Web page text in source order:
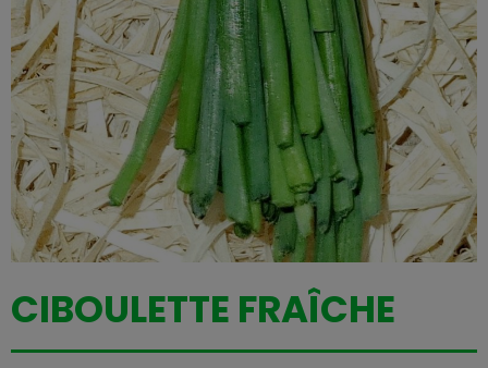
CIBOULETTE FRAÎCHE